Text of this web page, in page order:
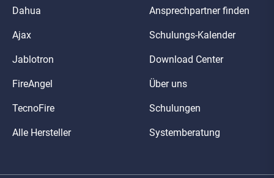
Dahua
Ajax
Jablotron
FireAngel
TecnoFire
Alle Hersteller
Ansprechpartner finden
Schulungs-Kalender
Download Center
Über uns
Schulungen
Systemberatung